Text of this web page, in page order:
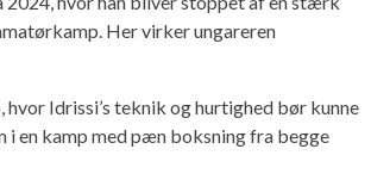
Her virker ungareren
hvor Idrissi’s teknik og hurtighed bør kunne
i en kamp med pæn boksning fra begge